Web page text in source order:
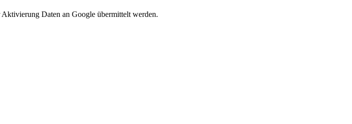
Daten an Google übermittelt werden.